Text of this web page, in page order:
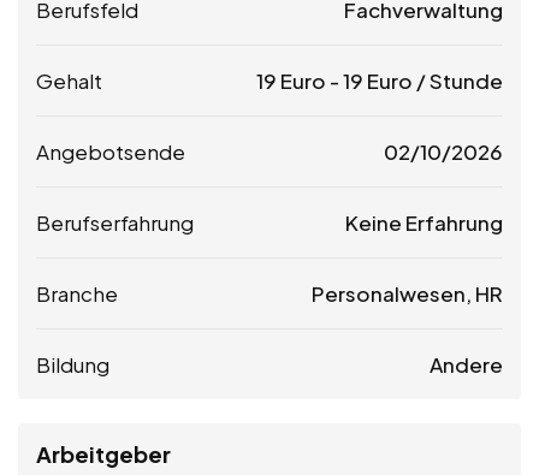
Berufsfeld Fachverwaltung
Gehalt 19 Euro -19 Euro / Stunde
Angebotsende 02/10/2026
Berufserfahrung Keine Erfahrung
Branche Personalwesen, HR
Bildung Andere
Arbeitgeber